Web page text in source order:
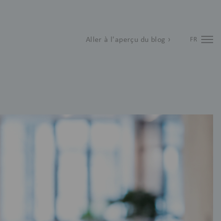
Aller à l'aperçu du blog › FR